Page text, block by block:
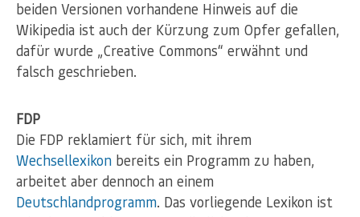
beiden Versionen vorhandene Hinweis auf die
Wikipedia ist auch der Kürzung zum Opfer gefallen,
dafür wurde „Creative Commons“ erwähnt und
falsch geschrieben.
FDP
Die FDP reklamiert für sich, mit ihrem
Wechsellexikon bereits ein Programm zu haben,
arbeitet aber dennoch an einem
Deutschlandprogramm. Das vorliegende Lexikon ist